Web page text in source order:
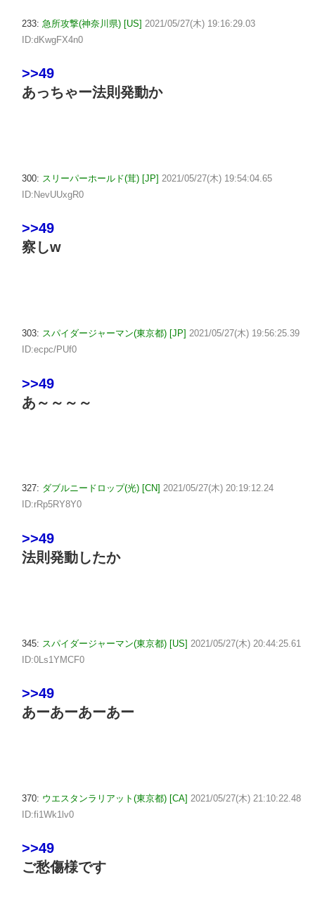
233: 急所攻撃(神奈川県) [US] 2021/05/27(木) 19:16:29.03
ID:dKwgFX4n0
>>49
あっちゃー法則発動か
300: スリーパーホールド(茸) [JP] 2021/05/27(木) 19:54:04.65
ID:NevUUxgR0
>>49
察しw
303: スパイダージャーマン(東京都) [JP] 2021/05/27(木) 19:56:25.39
ID:ecpc/PUf0
>>49
あ～～～～
327: ダブルニードロップ(光) [CN] 2021/05/27(木) 20:19:12.24
ID:rRp5RY8Y0
>>49
法則発動したか
345: スパイダージャーマン(東京都) [US] 2021/05/27(木) 20:44:25.61
ID:0Ls1YMCF0
>>49
あーあーあーあー
370: ウエスタンラリアット(東京都) [CA] 2021/05/27(木) 21:10:22.48
ID:fi1Wk1lv0
>>49
ご愁傷様です